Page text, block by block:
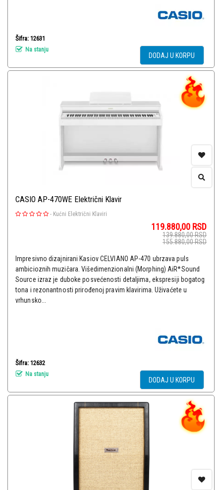
Šifra: 12631
Na stanju
DODAJ U KORPU
CASIO AP-470WE Električni Klavir
- Kućni Električni Klaviri
119.880,00 RSD
139.880,00RSD
155.880,00RSD
Impresivno dizajnirani Kasiov CELVIANO AP-470 ubrzava puls
ambicioznih muzičara. Višedimenzionalni (Morphing) AiR*Sound
Source izraz je duboke posvećenosti detaljima, ekspresiji bogatog
tona i rezonantnosti prirođenoj pravim klavirima. Uživaćete u
vrhunsko...
Šifra: 12632
Na stanju
DODAJ U KORPU